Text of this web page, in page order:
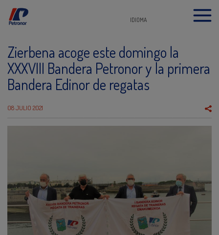
IDIOMA
Zierbena acoge este domingo la
XXXVIII Bandera Petronor y la primera
Bandera Edinor de regatas
08 JULIO 2021